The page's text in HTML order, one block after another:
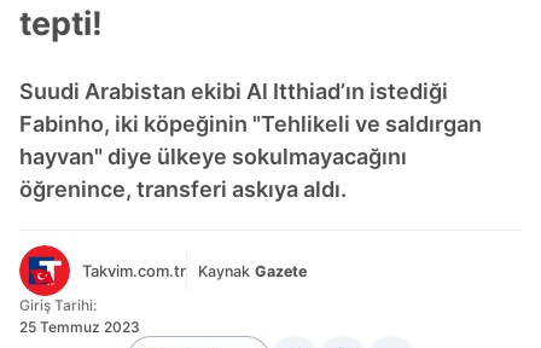
tepti!
Suudi Arabistan ekibi Al Itthiad’ın istediği
Fabinho, iki köpeğinin "Tehlikeli ve saldırgan
hayvan" diye ülkeye sokulmayacağını
öğrenince, transferi askıya aldı.
Takvim.com.tr Kaynak Gazete
Giriş Tarihi:
25 Temmuz 2023